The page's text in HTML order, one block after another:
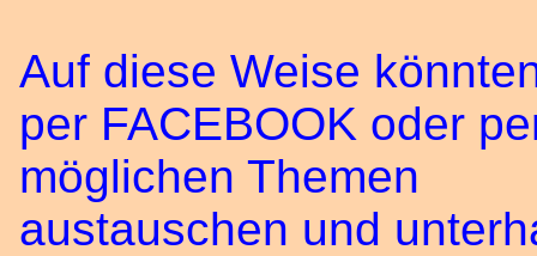
Auf diese Weise
per FACEBOOK oder
möglichen Themen
austauschen und